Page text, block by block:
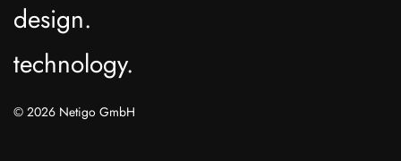
design.
technology.
© 2026 Netigo GmbH